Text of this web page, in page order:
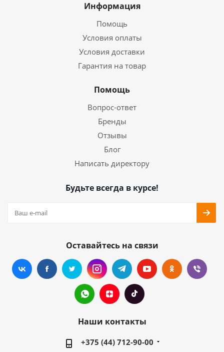
Информация
Помощь
Условия оплаты
Условия доставки
Гарантия на товар
Помощь
Вопрос-ответ
Бренды
Отзывы
Блог
Написать директору
Будьте всегда в курсе!
Оставайтесь на связи
Наши контакты
+375 (44) 712-90-00